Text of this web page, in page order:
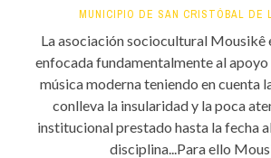
MUNICIPIO DE SAN CRISTÓBAL DE
La asociación sociocultural Mousikê
enfocada fundamentalmente al
música moderna teniendo en cuenta
conlleva la insularidad y la poca
institucional prestado hasta la fecha
disciplina...Para ello